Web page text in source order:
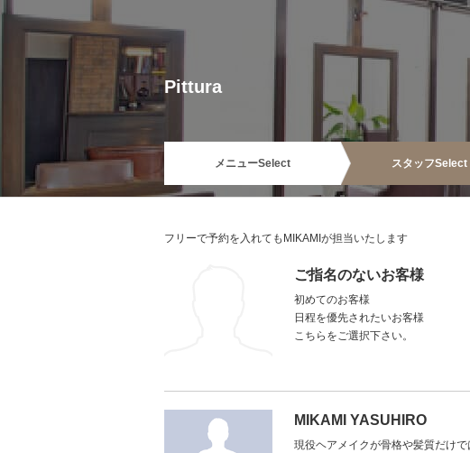
Pittura
メニューSelect スタッフSelect
フリーで予約を入れてもMIKAMIが担当いたします
ご指名のないお客様
初めてのお客様
日程を優先されたいお客様
こちらをご選択下さい。
MIKAMI YASUHIRO
現役ヘアメイクが骨格や髪質だけ